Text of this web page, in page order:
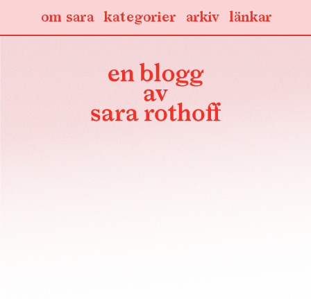
länkar
arkiv
kategorier
om sara